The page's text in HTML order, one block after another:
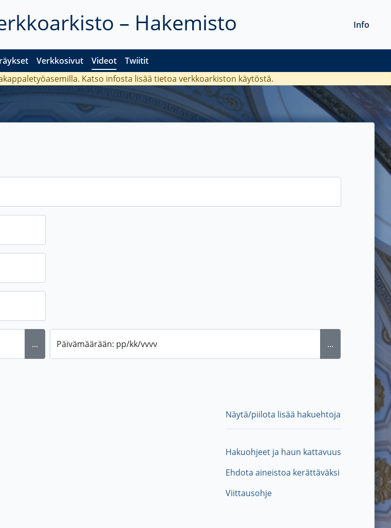
– Hakemisto
Verkkosivut Videot Twiitit
Info
Katso infosta lisää tietoa verkkoarkiston käytöstä.
... Päivämäärään: pp/kk/vvvv ...
Näytä/piilota lisää hakuehtoja
Hakuohjeet ja haun kattavuus
Ehdota aineistoa kerättäväksi
Viittausohje